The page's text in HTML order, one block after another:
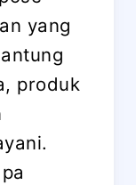
yang
produk